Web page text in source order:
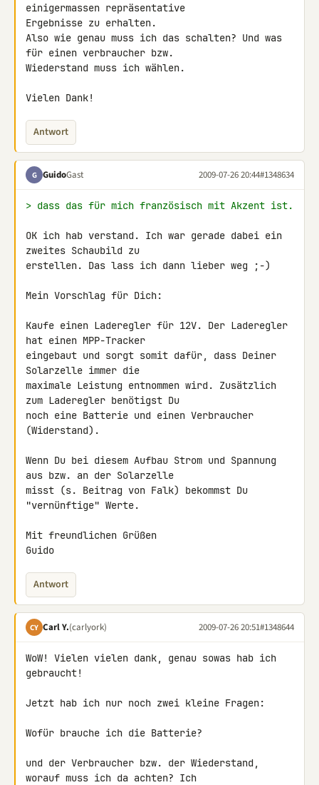
einigermassen repräsentative
Ergebnisse zu erhalten.
Also wie genau muss ich das schalten? Und was
für einen verbraucher bzw.
Wiederstand muss ich wählen.
Vielen Dank!
Antwort
G GuidoGast 2009-07-26 20:44#1348634
> dass das für mich französisch mit Akzent ist.
OK ich hab verstand. Ich war gerade dabei ein
zweites Schaubild zu
erstellen. Das lass ich dann lieber weg ;-)
Mein Vorschlag für Dich:
Kaufe einen Laderegler für 12V. Der Laderegler
hat einen MPP-Tracker
eingebaut und sorgt somit dafür, dass Deiner
Solarzelle immer die
maximale Leistung entnommen wird. Zusätzlich
zum Laderegler benötigst Du
noch eine Batterie und einen Verbraucher
(Widerstand).
Wenn Du bei diesem Aufbau Strom und Spannung
aus bzw. an der Solarzelle
misst (s. Beitrag von Falk) bekommst Du
"vernünftige" Werte.
Mit freundlichen Grüßen
Guido
Antwort
CY Carl Y.(carlyork) 2009-07-26 20:51#1348644
WoW! Vielen vielen dank, genau sowas hab ich
gebraucht!
Jetzt hab ich nur noch zwei kleine Fragen:
Wofür brauche ich die Batterie?
und der Verbraucher bzw. der Wiederstand,
worauf muss ich da achten? Ich